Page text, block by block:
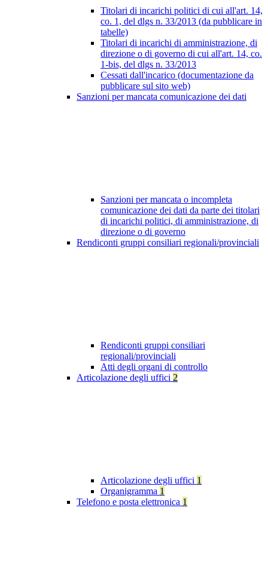
Titolari di incarichi politici di cui all'art. 14,
co. 1, del dlgs n. 33/2013 (da pubblicare in
tabelle)
Titolari di incarichi di amministrazione, di
direzione o di governo di cui all'art. 14, co.
1-bis, del dlgs n. 33/2013
Cessati dall'incarico (documentazione da
pubblicare sul sito web)
Sanzioni per mancata comunicazione dei dati
Sanzioni per mancata o incompleta
comunicazione dei dati da parte dei titolari
di incarichi politici, di amministrazione, di
direzione o di governo
Rendiconti gruppi consiliari regionali/provinciali
Rendiconti gruppi consiliari
regionali/provinciali
Atti degli organi di controllo
Articolazione degli uffici 2
Articolazione degli uffici 1
Organigramma 1
Telefono e posta elettronica 1